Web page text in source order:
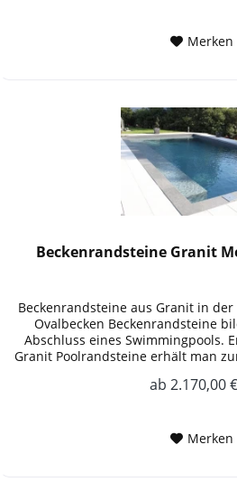
Merken
Beckenrandsteine Granit
Beckenrandsteine aus Granit in
Ovalbecken Beckenrandsteine
Abschluss eines Swimmingpools.
Granit Poolrandsteine erhält man
ab 2.170,00
Merken